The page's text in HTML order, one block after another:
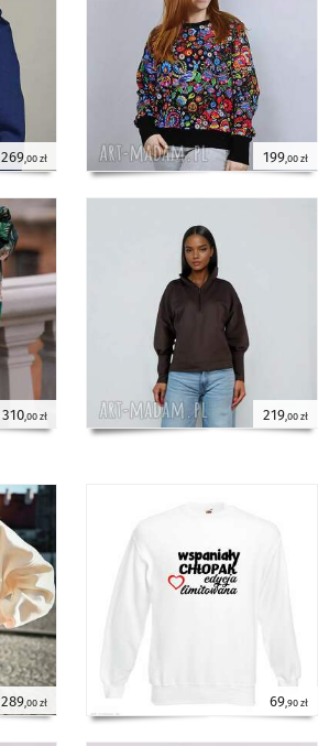
269,00 zł 199,00 zł
310,00 zł 219,00 zł
289,00 zł 69,90 zł